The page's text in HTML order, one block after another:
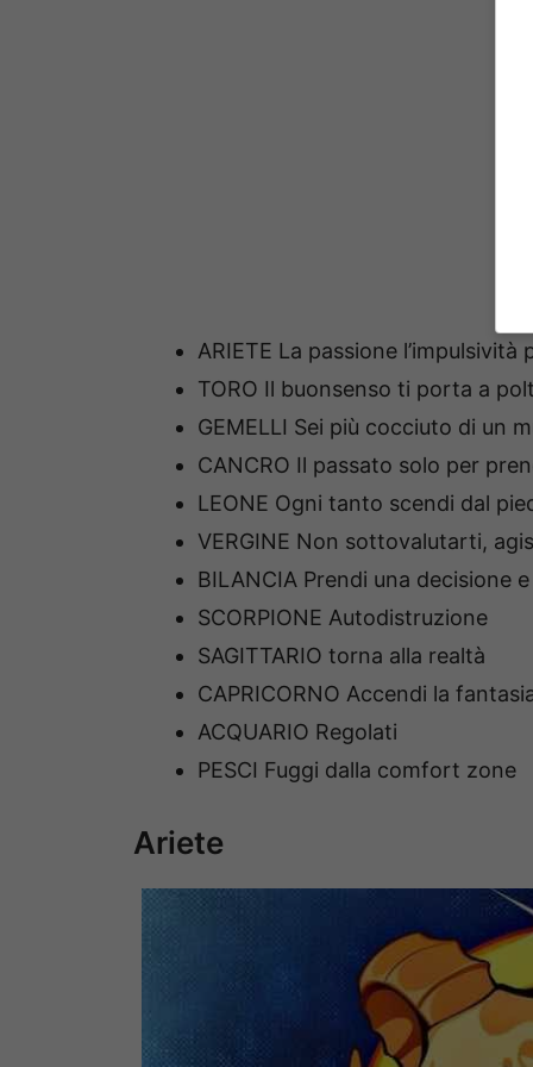
ARIETE La passione
TORO Il buonsenso ti porta a
GEMELLI Sei più cocciuto di un
CANCRO Il passato solo per
LEONE Ogni tanto scendi dal
VERGINE Non sottovalutarti,
BILANCIA Prendi una decisione
SCORPIONE Autodistruzione
SAGITTARIO torna alla realtà
CAPRICORNO Accendi la
ACQUARIO Regolati
PESCI Fuggi dalla comfort zone
Ariete